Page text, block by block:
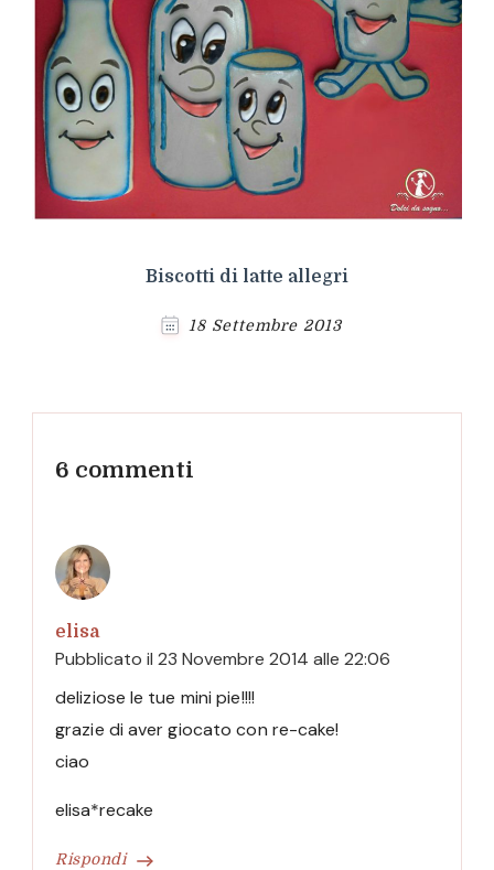
Biscotti di latte allegri
18 Settembre 2013
6 commenti
elisa
Pubblicato il 23 Novembre 2014 alle 22:06
Rispondi
deliziose le tue mini pie!!!!
grazie di aver giocato con re-cake!
ciao
elisa*recake